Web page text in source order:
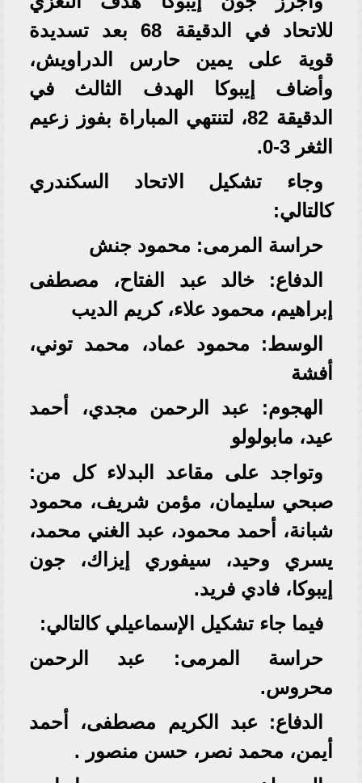
للاتحاد في الدقيقة 68 بعد تسديدة
قوية على يمين حارس الدراويش،
وأضاف إيبوكا الهدف الثالث في
الدقيقة 82، لتنتهي المباراة بفوز زعيم
الثغر 3-0.
وجاء تشكيل الاتحاد السكندري
كالتالي:
حراسة المرمى: محمود جنش
الدفاع: خالد عبد الفتاح، مصطفى
إبراهيم، محمود علاء، كريم الديب
الوسط: محمود عماد، محمد توني،
أفشة
الهجوم: عبد الرحمن مجدي، أحمد
عيد، مابولولو
وتواجد على مقاعد البدلاء كل من:
صبحي سليمان، مؤمن شريف، محمود
شبانة، أحمد محمود، عبد الغني محمد،
يسري وحيد، سيفوري إيزاك، جون
إيبوكا، فادي فريد.
فيما جاء تشكيل الإسماعيلي كالتالي:
حراسة المرمى: عبد الرحمن
محروس.
الدفاع: عبد الكريم مصطفى، أحمد
أيمن، محمد نصر، حسن منصور .